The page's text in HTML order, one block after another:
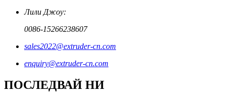
Лили Джоу:
0086-15266238607
sales2022@extruder-cn.com
enquiry@extruder-cn.com
ПОСЛЕДВАЙ НИ